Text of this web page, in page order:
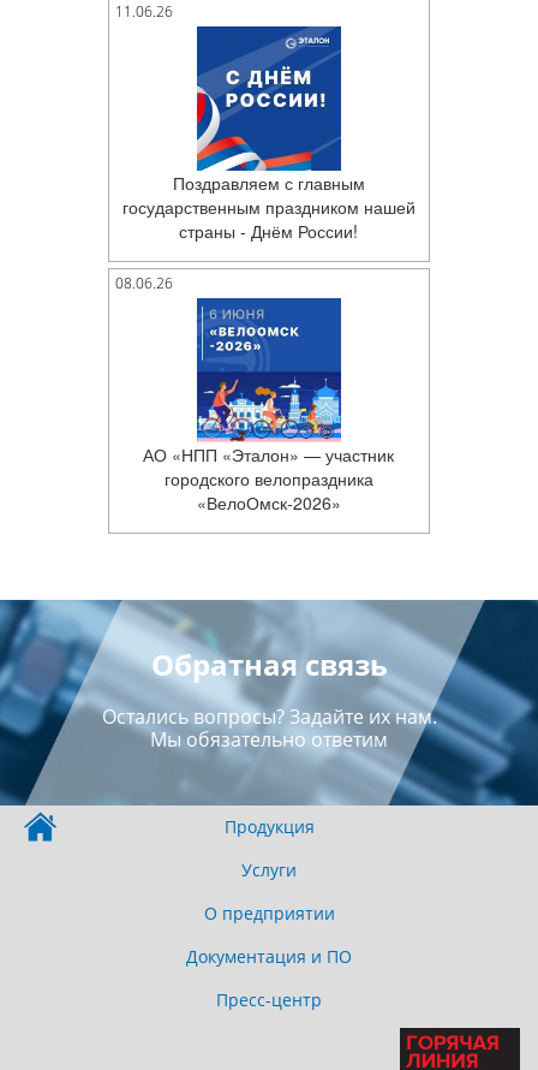
11.06.26
Поздравляем с главным
государственным праздником нашей
страны - Днём России!
08.06.26
АО «НПП «Эталон» — участник
городского велопраздника
«ВелоОмск-2026»
Обратная связь
Остались вопросы? Задайте их нам.
Мы обязательно ответим
Продукция
Услуги
О предприятии
Документация и ПО
Пресс-центр